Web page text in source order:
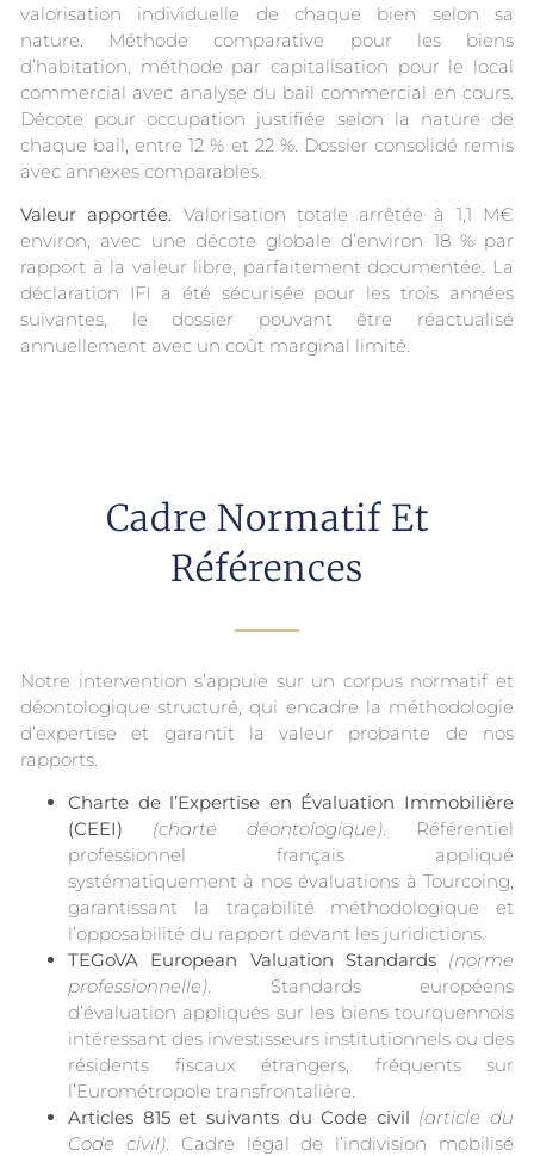
valorisation individuelle de chaque bien selon sa
nature. Méthode comparative pour les biens
d’habitation, méthode par capitalisation pour le local
commercial avec analyse du bail commercial en cours.
Décote pour occupation justifiée selon la nature de
chaque bail, entre 12 % et 22 %. Dossier consolidé remis
avec annexes comparables.
Valeur apportée. Valorisation totale arrêtée à 1,1 M€
environ, avec une décote globale d’environ 18 % par
rapport à la valeur libre, parfaitement documentée. La
déclaration IFI a été sécurisée pour les trois années
suivantes, le dossier pouvant être réactualisé
annuellement avec un coût marginal limité.
Cadre Normatif Et
Références
Notre intervention s’appuie sur un corpus normatif et
déontologique structuré, qui encadre la méthodologie
d’expertise et garantit la valeur probante de nos
rapports.
Charte de l’Expertise en Évaluation Immobilière
(CEEI)
(charte déontologique). Référentiel
professionnel français appliqué
systématiquement à nos évaluations à Tourcoing,
garantissant la traçabilité méthodologique et
l’opposabilité du rapport devant les juridictions.
TEGoVA European Valuation Standards (norme
professionnelle). Standards européens
d’évaluation appliqués sur les biens tourquennois
intéressant des investisseurs institutionnels ou des
résidents fiscaux étrangers, fréquents sur
l’Eurométropole transfrontalière.
Articles 815 et suivants du Code civil (article du
Code civil). Cadre légal de l’indivision mobilisé